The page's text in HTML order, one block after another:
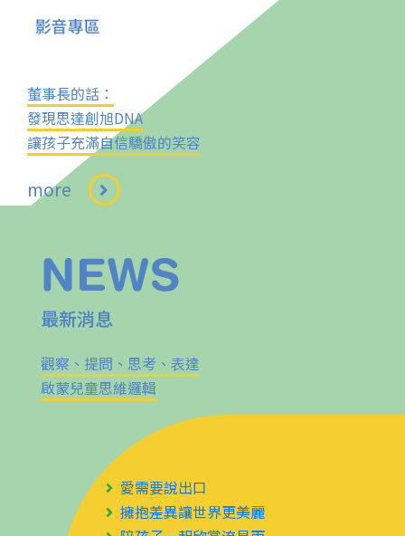
董事長的話：
發現思達創旭DNA
讓孩子充滿自信驕傲的笑容
more
觀察、提問、思考、表達
啟蒙兒童思維邏輯
擁抱差異讓世界更美麗
陪孩子一起欣賞流星雨